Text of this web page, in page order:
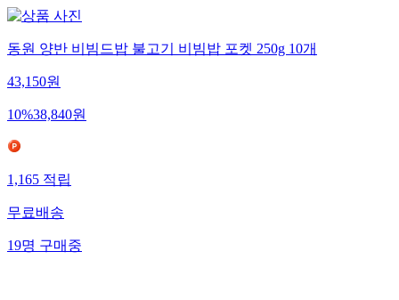
동원 양반 비빔드밥 불고기 비빔밥 포켓 250g 10개
43,150원
10%38,840원
1,165 적립
무료배송
19명 구매중